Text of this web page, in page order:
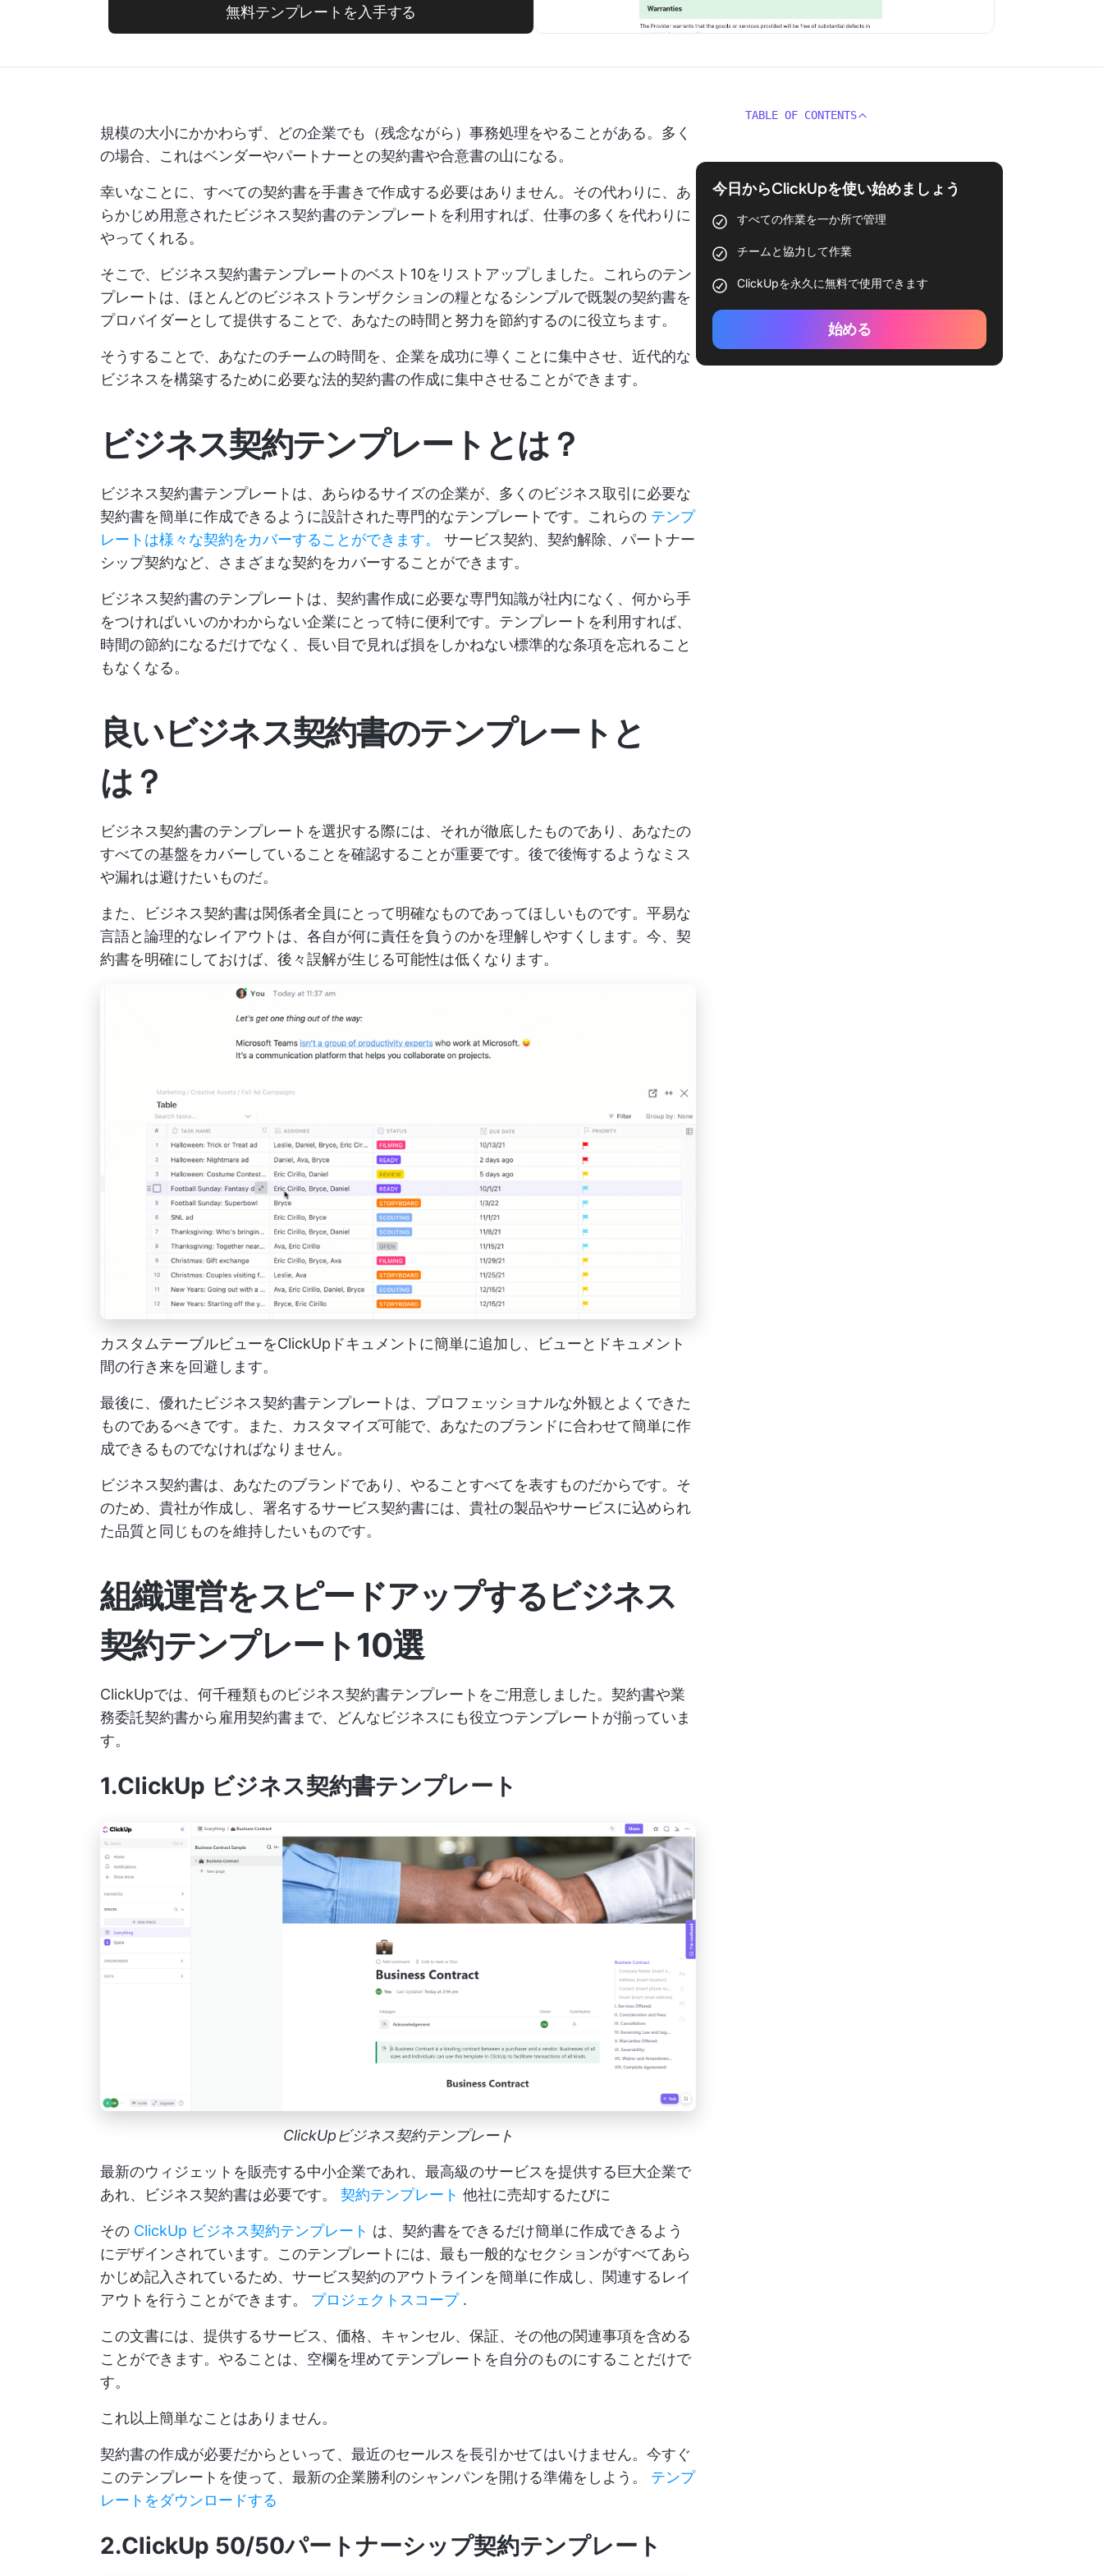
無料テンプレートを入手する
規模の大小にかかわらず、どの企業でも（残念ながら）事務処理をやることがある。多く
の場合、これはベンダーやパートナーとの契約書や合意書の山になる。
幸いなことに、すべての契約書を手書きで作成する必要はありません。その代わりに、あ
らかじめ用意されたビジネス契約書のテンプレートを利用すれば、仕事の多くを代わりに
やってくれる。
そこで、ビジネス契約書テンプレートのベスト10をリストアップしました。これらのテン
プレートは、ほとんどのビジネストランザクションの糧となるシンプルで既製の契約書を
プロバイダーとして提供することで、あなたの時間と努力を節約するのに役立ちます。
そうすることで、あなたのチームの時間を、企業を成功に導くことに集中させ、近代的な
ビジネスを構築するために必要な法的契約書の作成に集中させることができます。
ビジネス契約テンプレートとは？
ビジネス契約書テンプレートは、あらゆるサイズの企業が、多くのビジネス取引に必要な
契約書を簡単に作成できるように設計された専門的なテンプレートです。これらの テンプ
レートは様々な契約をカバーすることができます。
サービス契約、契約解除、パートナー
シップ契約など、さまざまな契約をカバーすることができます。
ビジネス契約書のテンプレートは、契約書作成に必要な専門知識が社内になく、何から手
をつければいいのかわからない企業にとって特に便利です。テンプレートを利用すれば、
時間の節約になるだけでなく、長い目で見れば損をしかねない標準的な条項を忘れること
もなくなる。
良いビジネス契約書のテンプレートと
は？
ビジネス契約書のテンプレートを選択する際には、それが徹底したものであり、あなたの
すべての基盤をカバーしていることを確認することが重要です。後で後悔するようなミス
や漏れは避けたいものだ。
また、ビジネス契約書は関係者全員にとって明確なものであってほしいものです。平易な
言語と論理的なレイアウトは、各自が何に責任を負うのかを理解しやすくします。今、契
約書を明確にしておけば、後々誤解が生じる可能性は低くなります。
カスタムテーブルビューをClickUpドキュメントに簡単に追加し、ビューとドキュメント
間の行き来を回避します。
最後に、優れたビジネス契約書テンプレートは、プロフェッショナルな外観とよくできた
ものであるべきです。また、カスタマイズ可能で、あなたのブランドに合わせて簡単に作
成できるものでなければなりません。
ビジネス契約書は、あなたのブランドであり、やることすべてを表すものだからです。そ
のため、貴社が作成し、署名するサービス契約書には、貴社の製品やサービスに込められ
た品質と同じものを維持したいものです。
組織運営をスピードアップするビジネス
契約テンプレート10選
ClickUpでは、何千種類ものビジネス契約書テンプレートをご用意しました。契約書や業
務委託契約書から雇用契約書まで、どんなビジネスにも役立つテンプレートが揃っていま
す。
1.ClickUp ビジネス契約書テンプレート
ClickUpビジネス契約テンプレート
最新のウィジェットを販売する中小企業であれ、最高級のサービスを提供する巨大企業で
あれ、ビジネス契約書は必要です。 契約テンプレート 他社に売却するたびに
その ClickUp ビジネス契約テンプレート は、契約書をできるだけ簡単に作成できるよう
にデザインされています。このテンプレートには、最も一般的なセクションがすべてあら
かじめ記入されているため、サービス契約のアウトラインを簡単に作成し、関連するレイ
アウトを行うことができます。 プロジェクトスコープ.
この文書には、提供するサービス、価格、キャンセル、保証、その他の関連事項を含める
ことができます。やることは、空欄を埋めてテンプレートを自分のものにすることだけで
す。
これ以上簡単なことはありません。
契約書の作成が必要だからといって、最近のセールスを長引かせてはいけません。今すぐ
このテンプレートを使って、最新の企業勝利のシャンパンを開ける準備をしよう。 テンプ
レートをダウンロードする
2.ClickUp 50/50パートナーシップ契約テンプレート
TABLE OF CONTENTS
今日からClickUpを使い始めましょう
すべての作業を一か所で管理
チームと協力して作業
ClickUpを永久に無料で使用できます
始める